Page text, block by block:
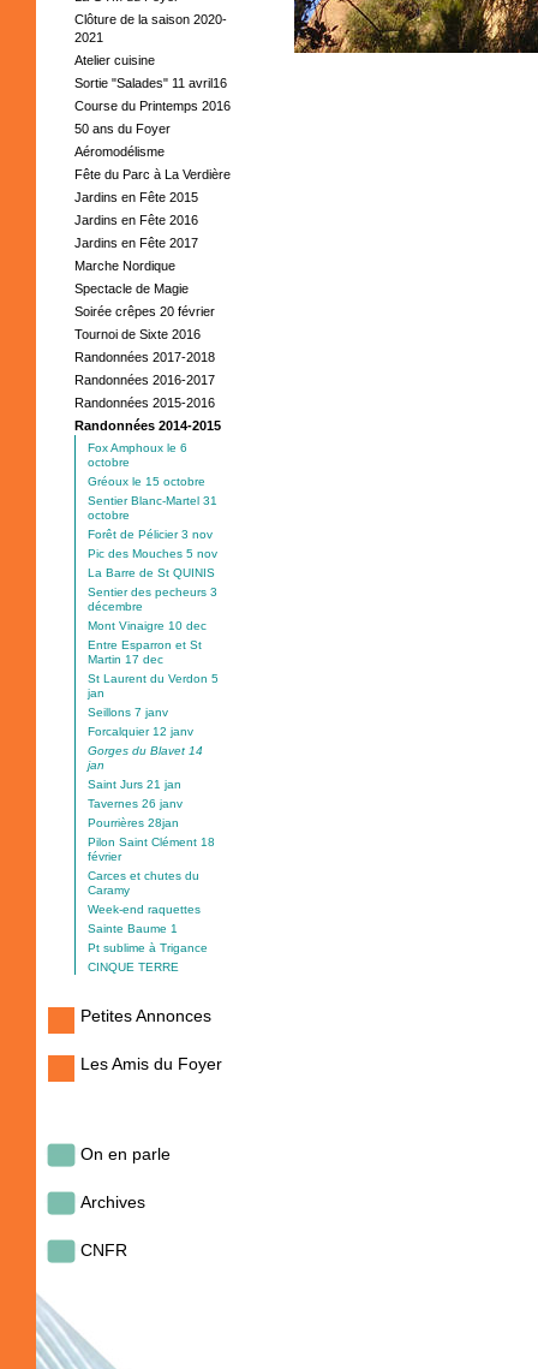
Clôture de la saison 2020-
2021
Atelier cuisine
Sortie "Salades" 11 avril16
Course du Printemps 2016
50 ans du Foyer
Aéromodélisme
Fête du Parc à La Verdière
Jardins en Fête 2015
Jardins en Fête 2016
Jardins en Fête 2017
Marche Nordique
Spectacle de Magie
Soirée crêpes 20 février
Tournoi de Sixte 2016
Randonnées 2017-2018
Randonnées 2016-2017
Randonnées 2015-2016
Randonnées 2014-2015
Fox Amphoux le 6
octobre
Gréoux le 15 octobre
Sentier Blanc-Martel 31
octobre
Forêt de Pélicier 3 nov
Pic des Mouches 5 nov
La Barre de St QUINIS
Sentier des pecheurs 3
décembre
Mont Vinaigre 10 dec
Entre Esparron et St
Martin 17 dec
St Laurent du Verdon 5
jan
Seillons 7 janv
Forcalquier 12 janv
Gorges du Blavet 14
jan
Saint Jurs 21 jan
Tavernes 26 janv
Pourrières 28jan
Pilon Saint Clément 18
février
Carces et chutes du
Caramy
Week-end raquettes
Sainte Baume 1
Pt sublime à Trigance
CINQUE TERRE
Petites Annonces
Les Amis du Foyer
On en parle
Archives
CNFR